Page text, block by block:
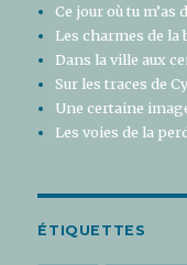
Ce jour où tu m’as
Les charmes de la
Dans la ville aux
Sur les traces de
Une certaine
Les voies de la
ÉTIQUETTES